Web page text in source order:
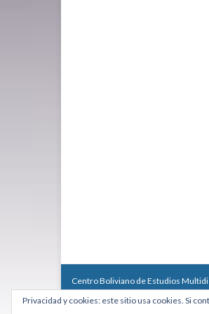
Centro Boliviano de Estudios
Calle Macario Pinilla # 2588 esq. Av.
Teléfono: +591 2431818 - Celular:
Privacidad y cookies: este sitio usa cookies. Si